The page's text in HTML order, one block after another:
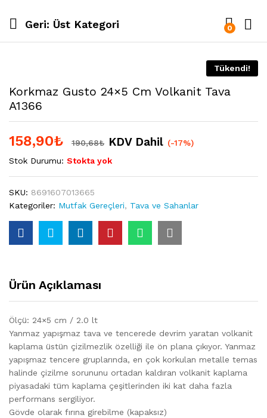
Geri: Üst Kategori 0
Tükendi!
Korkmaz Gusto 24×5 Cm Volkanit Tava
A1366
158,90₺ 190,68₺ KDV Dahil (-17%)
Stok Durumu: Stokta yok
SKU: 8691607013665
Kategoriler: Mutfak Gereçleri, Tava ve Sahanlar
Ürün Açıklaması
Ölçü: 24×5 cm / 2.0 lt
Yanmaz yapışmaz tava ve tencerede devrim yaratan volkanit
kaplama üstün çizilmezlik özelliği ile ön plana çıkıyor. Yanmaz
yapışmaz tencere gruplarında, en çok korkulan metalle temas
halinde çizilme sorununu ortadan kaldıran volkanit kaplama
piyasadaki tüm kaplama çeşitlerinden iki kat daha fazla
performans sergiliyor.
Gövde olarak fırına girebilme (kapaksız)